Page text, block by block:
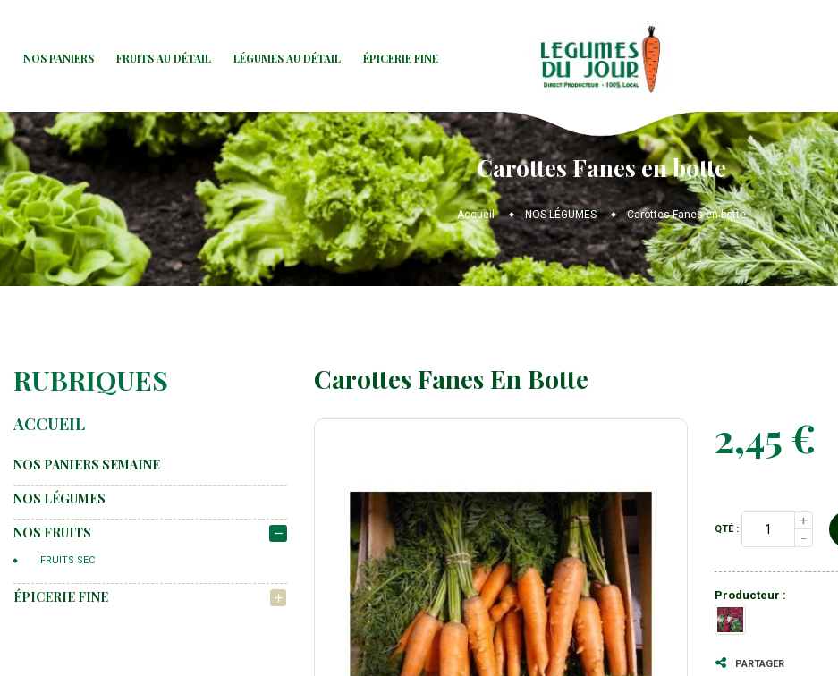
NOS PANIERS FRUITS AU DÉTAIL LÉGUMES AU DÉTAIL ÉPICERIE FINE
Carottes Fanes en botte
Accueil NOS LÉGUMES Carottes Fanes en botte
RUBRIQUES
ACCUEIL
NOS PANIERS SEMAINE
NOS LÉGUMES
NOS FRUITS
remove
FRUITS SEC
ÉPICERIE FINE add
Carottes Fanes En Botte
2,45 €
QTÉ :
Producteur :
PARTAGER